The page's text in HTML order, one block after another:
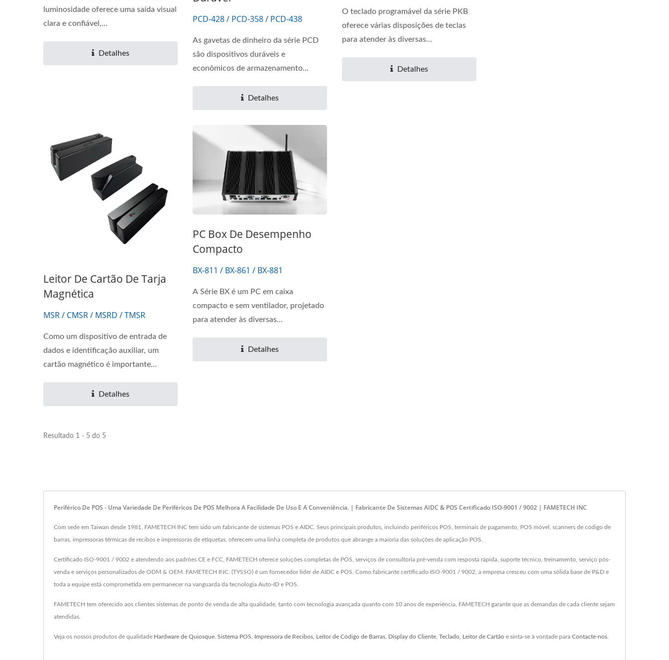
luminosidade oferece uma saída visual
clara e confiável,...
Detalhes
PCD-428 / PCD-358 / PCD-438
As gavetas de dinheiro da série PCD
são dispositivos duráveis e
econômicos de armazenamento...
Detalhes
O teclado programável da série PKB
oferece várias disposições de teclas
para atender às diversas...
Detalhes
Leitor De Cartão De Tarja
Magnética
MSR / CMSR / MSRD / TMSR
Como um dispositivo de entrada de
dados e identificação auxiliar, um
cartão magnético é importante...
Detalhes
PC Box De Desempenho
Compacto
BX-811 / BX-861 / BX-881
A Série BX é um PC em caixa
compacto e sem ventilador, projetado
para atender às diversas...
Detalhes
Resultado 1 - 5 do 5
Periférico De POS - Uma Variedade De Periféricos De POS Melhora A Facilidade De Uso E A Conveniência. | Fabricante De Sistemas AIDC & POS Certificado ISO-9001 / 9002 | FAMETECH INC
Com sede em Taiwan desde 1981, FAMETECH INC tem sido um fabricante de sistemas POS e AIDC. Seus principais produtos, incluindo periféricos POS, terminais de pagamento, POS móvel, scanners de código de
barras, impressoras térmicas de recibos e impressoras de etiquetas, oferecem uma linha completa de produtos que abrange a maioria das soluções de aplicação POS.
Certificado ISO-9001 / 9002 e atendendo aos padrões CE e FCC, FAMETECH oferece soluções completas de POS, serviços de consultoria pré-venda com resposta rápida, suporte técnico, treinamento, serviço pós-
venda e serviços personalizados de ODM & OEM. FAMETECH INC. (TYSSO) é um fornecedor líder de AIDC e POS. Como fabricante certificado ISO-9001 / 9002, a empresa cresceu com uma sólida base de P&D e
toda a equipe está comprometida em permanecer na vanguarda da tecnologia Auto-ID e POS.
FAMETECH tem oferecido aos clientes sistemas de ponto de venda de alta qualidade, tanto com tecnologia avançada quanto com 10 anos de experiência, FAMETECH garante que as demandas de cada cliente sejam
atendidas.
Veja os nossos produtos de qualidade Hardware de Quiosque Sistema POS Impressora de Recibos Leitor de Código de Barras Display do Cliente Teclado Leitor de Cartão e sinta-se à vontade para Contacte-nos